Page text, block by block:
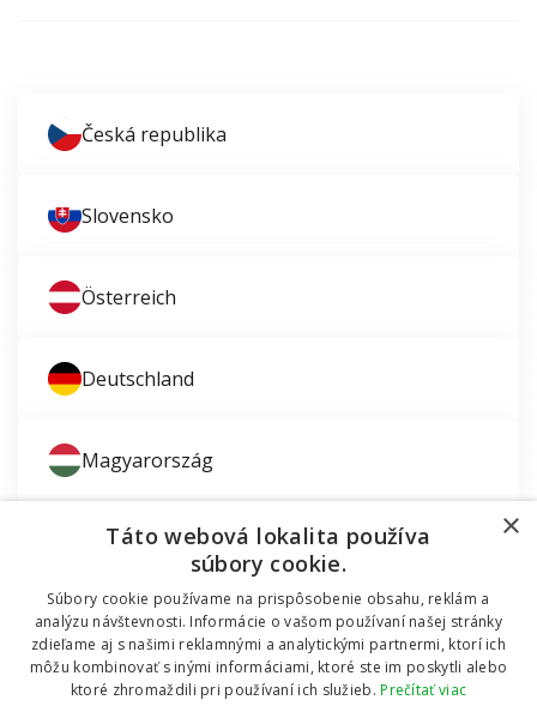
Česká republika
Slovensko
Österreich
Deutschland
Magyarország
© 2011 - 2026 TT HOLDING, a.s. Už 12 rokov vám
pomáhame šetriť peniaze za okná a dvere.Všetky
Zaujíma vás montáž okien?
Dodávali sme okná do mobilnej chatky
×
Táto webová lokalita používa
súbory cookie.
Súbory cookie používame na prispôsobenie obsahu, reklám a
analýzu návštevnosti. Informácie o vašom používaní našej stránky
zdieľame aj s našimi reklamnými a analytickými partnermi, ktorí ich
môžu kombinovať s inými informáciami, ktoré ste im poskytli alebo
ktoré zhromaždili pri používaní ich služieb.Prečítať viac